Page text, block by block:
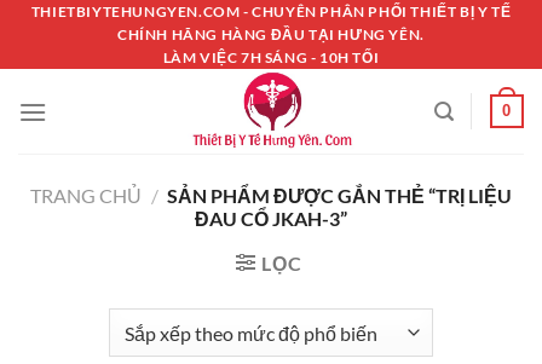
Chuyển
nội
dung
THIETBIYTEHUNGYEN.COM - CHUYÊN PHÂN PHỐI THIẾT BỊ Y TẾ
CHÍNH HÃNG HÀNG ĐẦU TẠI HƯNG YÊN.
LÀM VIỆC 7H SÁNG - 10H TỐI
0
TRANG CHỦ / SẢN PHẨM ĐƯỢC GẮN THẺ “TRỊ LIỆU
ĐAU CỔ JKAH-3”
LỌC